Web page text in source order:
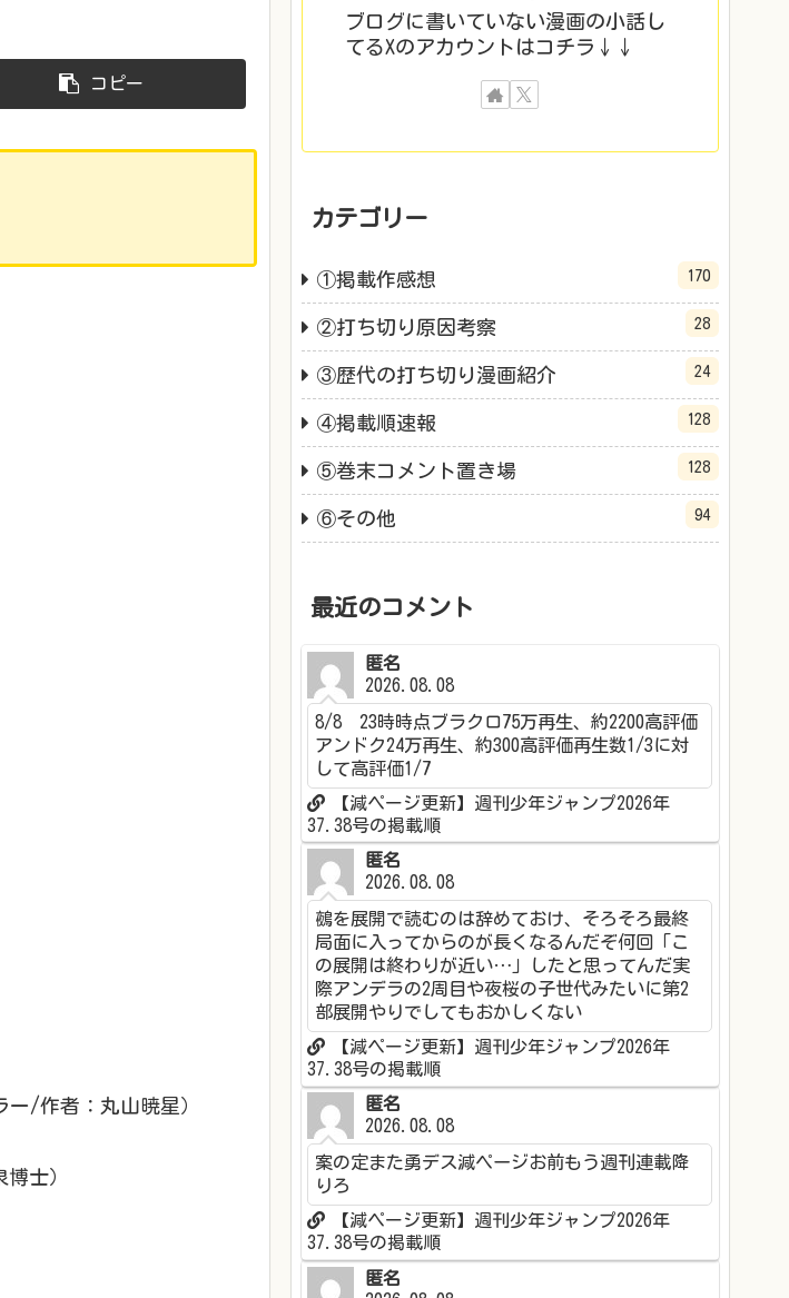
コピー
/作者：丸山暁星）
士）
ブログに書いていない漫画の小話し
てるXのアカウントはコチラ↓↓
カテゴリー
①掲載作感想 170
②打ち切り原因考察 28
③歴代の打ち切り漫画紹介 24
④掲載順速報 128
⑤巻末コメント置き場 128
⑥その他 94
最近のコメント
匿名
2026.08.08
8/8 23時時点ブラクロ75万再生、約2200高評価
アンドク24万再生、約300高評価再生数1/3に対
して高評価1/7
【減ページ更新】週刊少年ジャンプ2026年
37.38号の掲載順
匿名
2026.08.08
鵺を展開で読むのは辞めておけ、そろそろ最終
局面に入ってからのが長くなるんだぞ何回「こ
の展開は終わりが近い…」したと思ってんだ実
際アンデラの2周目や夜桜の子世代みたいに第2
部展開やりでしてもおかしくない
【減ページ更新】週刊少年ジャンプ2026年
37.38号の掲載順
匿名
2026.08.08
案の定また勇デス減ページお前もう週刊連載降
りろ
【減ページ更新】週刊少年ジャンプ2026年
37.38号の掲載順
匿名